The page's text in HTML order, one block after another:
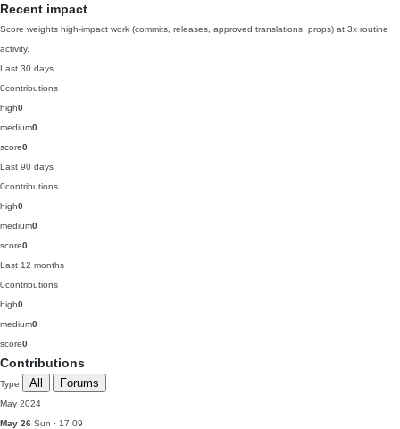
Recent impact
Score weights high-impact work (commits, releases, approved translations, props) at 3x routine
activity.
Last 30 days
0contributions
high0
medium0
score0
Last 90 days
0contributions
high0
medium0
score0
Last 12 months
0contributions
high0
medium0
score0
Contributions
Type All Forums
May 2024
May 26 Sun · 17:09